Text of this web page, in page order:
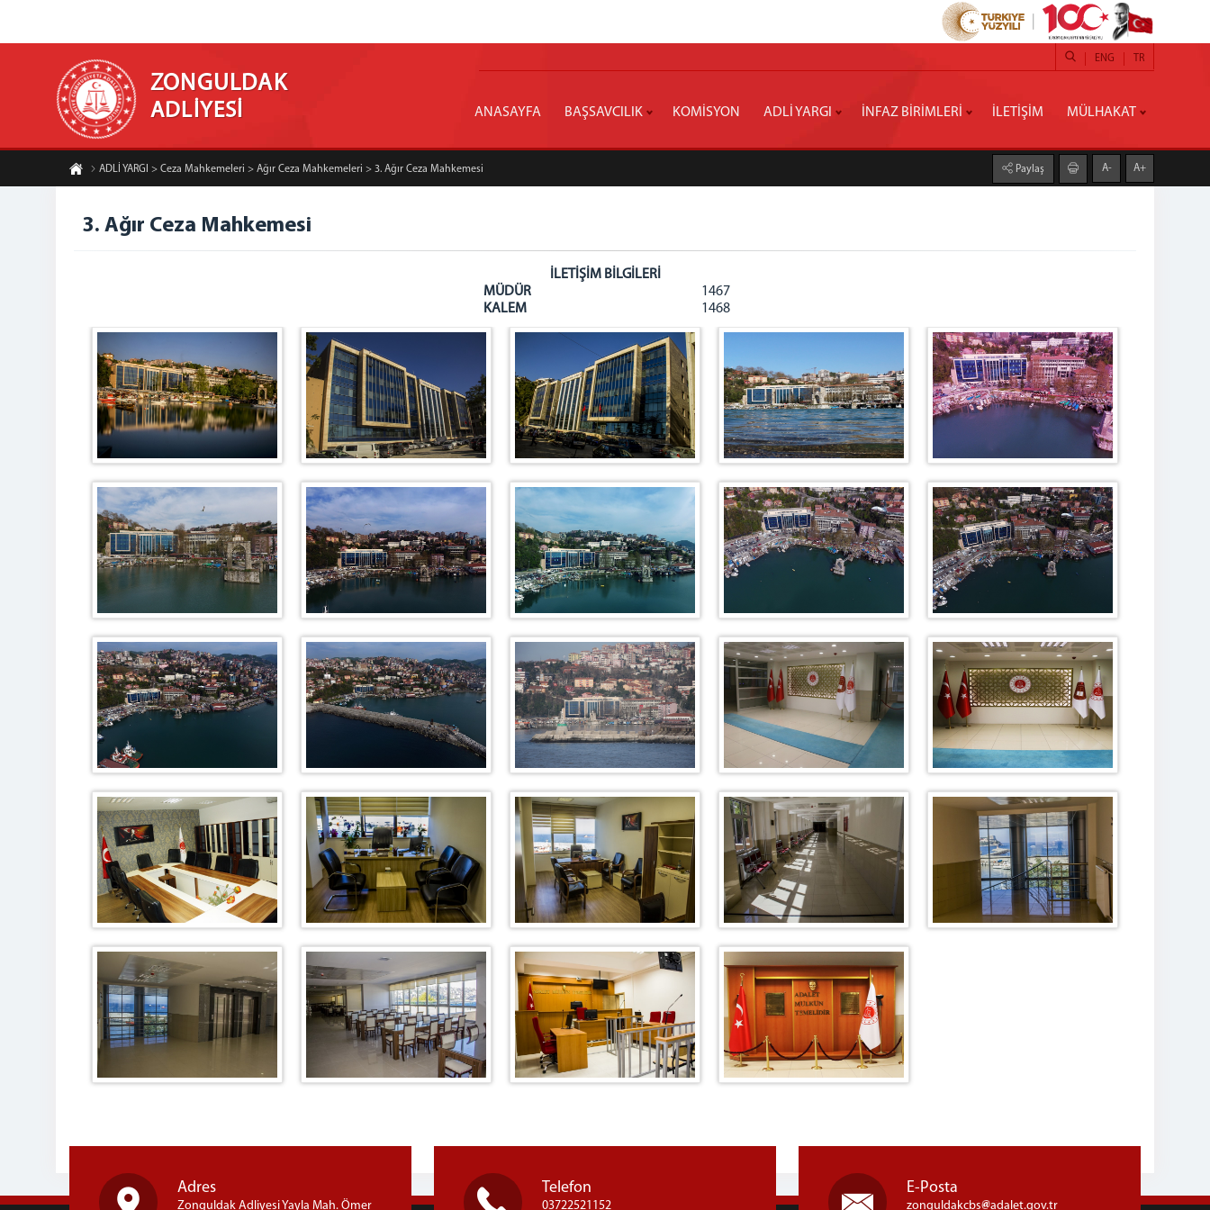
ZONGULDAK
ADLİYESİ
TR
ENG
ANASAYFA BAŞSAVCILIK KOMİSYON ADLİ YARGI İNFAZ BİRİMLERİ İLETİŞİM MÜLHAKAT
ADLİ YARGI > Ceza Mahkemeleri > Ağır Ceza Mahkemeleri > 3. Ağır Ceza Mahkemesi Paylaş A- A+
3. Ağır Ceza Mahkemesi
İLETİŞİM BİLGİLERİ
MÜDÜR
1467
KALEM
1468
Adres
Zonguldak Adliyesi Yayla Mah. Ömer
Telefon
03722521152
E-Posta
zonguldakcbs adalet.gov.tr